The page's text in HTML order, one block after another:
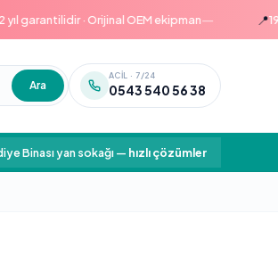
· Orijinal OEM ekipman—
Ara
ACIL · 7/24
0543 540 56 38
Binası yan sokağı— hızlı çözümler